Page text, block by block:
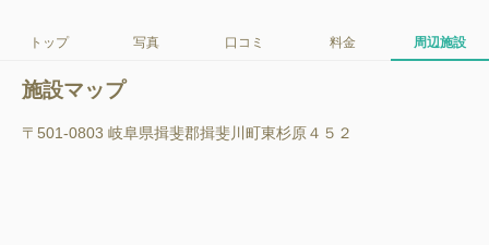
トップ 写真 口コミ 料金 周辺施設
施設マップ
〒501-0803 岐阜県揖斐郡揖斐川町東杉原４５２